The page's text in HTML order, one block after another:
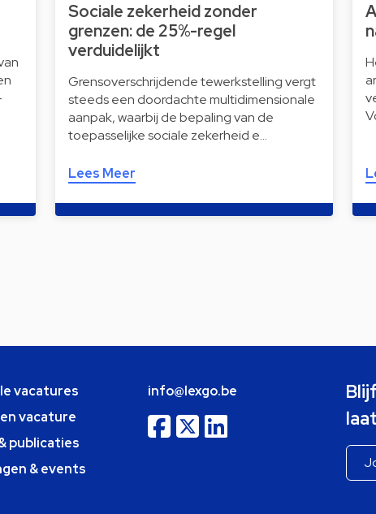
Sociale zekerheid zonder
grenzen: de 25%-regel
verduidelijkt
Grensoverschrijdende tewerkstelling vergt
steeds een doordachte multidimensionale
aanpak, waarbij de bepaling van de
toepasselijke sociale zekerheid e…
Lees Meer
vacatures
vacature
publicaties
& events
info@lexgo.be